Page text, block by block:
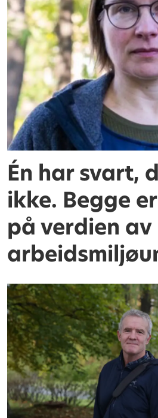
Én har svart,
ikke. Begge
på verdien av